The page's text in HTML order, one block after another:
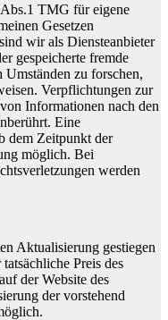
TMG für eigene
Gesetzen
wir als Diensteanbieter
gespeicherte fremde
zu forschen,
Verpflichtungen zur
Informationen nach den
Eine
dem Zeitpunkt der
möglich. Bei
werden
Aktualisierung gestiegen
Preis des
der Website des
der vorstehend